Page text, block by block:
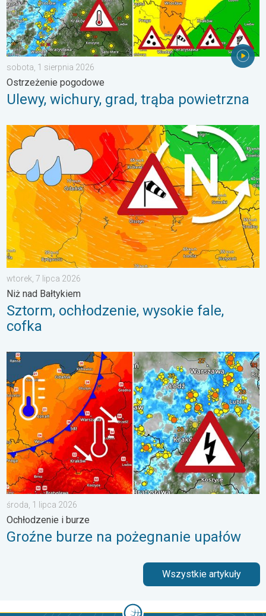
sobota, 1 sierpnia 2026
Ostrzeżenie pogodowe
Ulewy, wichury, grad, trąba powietrzna
Sztorm, ochłodzenie, wysokie fale, cofka. Niż nad Bałtykiem.
wtorek, 7 lipca 2026
Niż nad Bałtykiem
Sztorm, ochłodzenie, wysokie fale,
cofka
Groźne burze na pożegnanie upałów. Ochłodzenie i burze. . .
środa, 1 lipca 2026
Ochłodzenie i burze
Groźne burze na pożegnanie upałów
Wszystkie artykuły